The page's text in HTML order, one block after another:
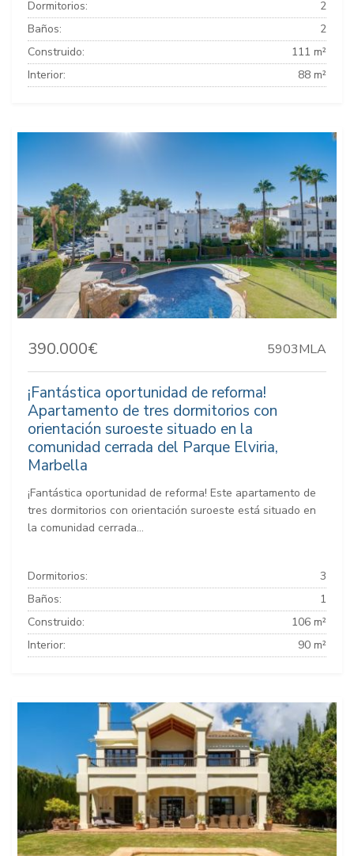
Dormitorios:
2
Baños:
2
Construido:
111 m²
Interior:
88 m²
390.000€ 5903MLA
¡Fantástica oportunidad de reforma!
Apartamento de tres dormitorios con
orientación suroeste situado en la
comunidad cerrada del Parque Elviria,
Marbella
¡Fantástica oportunidad de reforma! Este apartamento de
tres dormitorios con orientación suroeste está situado en
la comunidad cerrada...
Dormitorios:
3
Baños:
1
Construido:
106 m²
Interior:
90 m²